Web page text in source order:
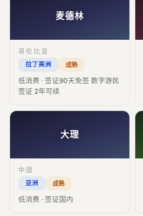
麦德林
哥伦比亚
拉丁美洲
成熟
低消费 · 签证90天免签 数字游民
签证 2年可续
大理
中国
亚洲
成熟
低消费 · 签证国内